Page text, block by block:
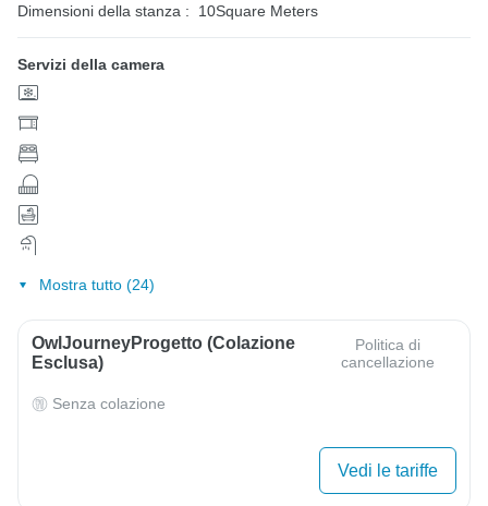
Dimensioni della stanza :
10Square Meters
Servizi della camera
Mostra tutto (24)
OwlJourneyProgetto (colazione
Esclusa)
Politica di
cancellazione
Senza colazione
Vedi le tariffe